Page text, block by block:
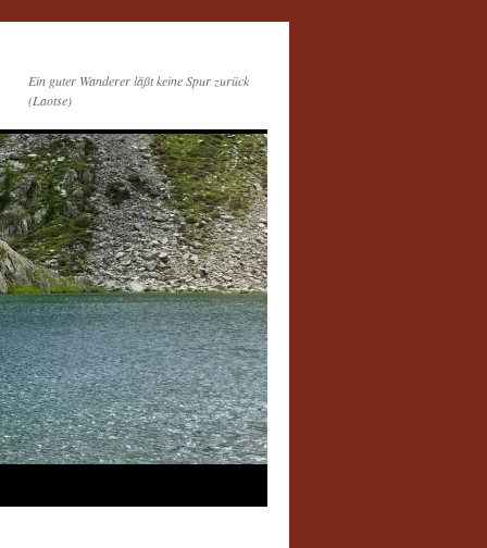
Ein guter Wanderer läßt keine Spur zurück
(Laotse)